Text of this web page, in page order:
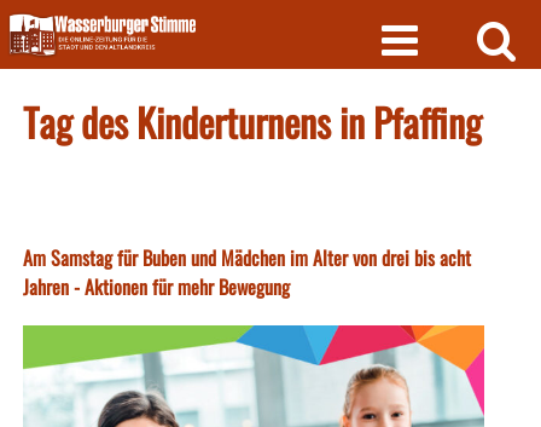
Skip
to
content
Tag des Kinderturnens in Pfaffing
Am Samstag für Buben und Mädchen im Alter von drei bis acht
Jahren - Aktionen für mehr Bewegung